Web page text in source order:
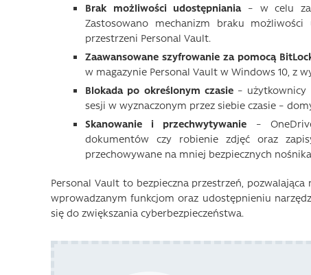
Brak możliwości udostępniania– w celu
Zastosowano mechanizm braku
przestrzeni Personal Vault.
Zaawansowane szyfrowanie za pomocą
w magazynie Personal Vault w Windows 10, z
Blokada po określonym czasie– użytkownicy
sesji w wyznaczonym przez siebie czasie –
Skanowanie i przechwytywanie –
dokumentów czy robienie zdjęć oraz
przechowywane na mniej bezpiecznych
Personal Vault to bezpieczna przestrzeń,
wprowadzanym funkcjom oraz udostępnieniu
się do zwiększania cyberbezpieczeństwa.